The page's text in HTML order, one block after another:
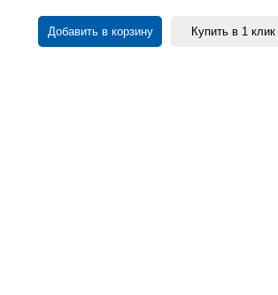
Добавить в корзину Купить в 1 клик